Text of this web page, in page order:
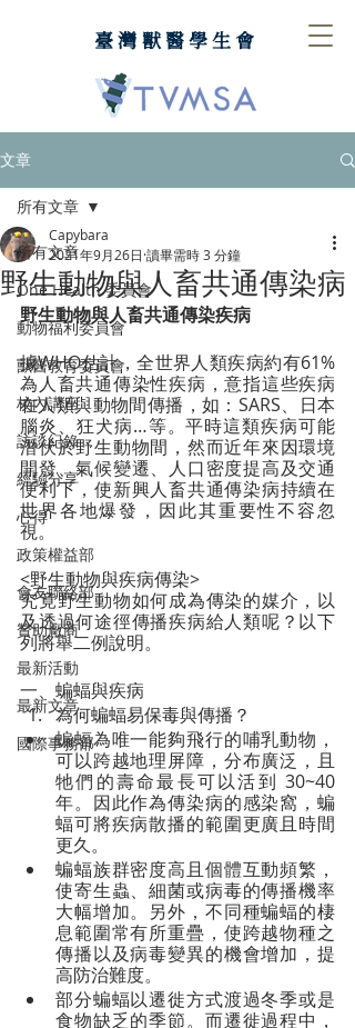
臺灣獸醫學生會
文章
所有文章
One Health 委員會
動物福利委員會
獸醫教育委員會
校內講座
訪談紀錄
經驗分享
心得
政策權益部
會友聯絡部
贊助廠商
最新活動
最新文章
國際事務部
所有文章
野生動物與人畜共通傳染病
Capybara
2021年9月26日 讀畢需時 3 分鐘
野生動物與人畜共通傳染疾病
據WHO估計，全世界人類疾病約有61%
為人畜共通傳染性疾病，意指這些疾病
在人類與動物間傳播，如：SARS、日本
腦炎、狂犬病…等。平時這類疾病可能
潛伏於野生動物間，然而近年來因環境
開發、氣候變遷、人口密度提高及交通
便利下，使新興人畜共通傳染病持續在
世界各地爆發，因此其重要性不容忽
視。
<野生動物與疾病傳染>
究竟野生動物如何成為傳染的媒介，以
及透過何途徑傳播疾病給人類呢？以下
列將舉二例說明。
一、蝙蝠與疾病
為何蝙蝠易保毒與傳播？
蝙蝠為唯一能夠飛行的哺乳動物，
可以跨越地理屏障，分布廣泛，且
牠們的壽命最長可以活到 30~40
年。因此作為傳染病的感染窩，蝙
蝠可將疾病散播的範圍更廣且時間
更久。
蝙蝠族群密度高且個體互動頻繁，
使寄生蟲、細菌或病毒的傳播機率
大幅增加。另外，不同種蝙蝠的棲
息範圍常有所重疊，使跨越物種之
傳播以及病毒變異的機會增加，提
高防治難度。
部分蝙蝠以遷徙方式渡過冬季或是
食物缺乏的季節。而遷徙過程中，